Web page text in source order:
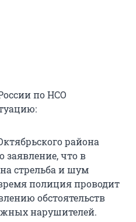
по НСО
района
заявление, что в
стрельба и шум
полиция проводит
обстоятельств
нарушителей.